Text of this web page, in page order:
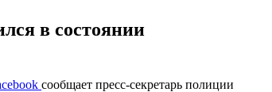
в состоянии
сообщает пресс-секретарь полиции